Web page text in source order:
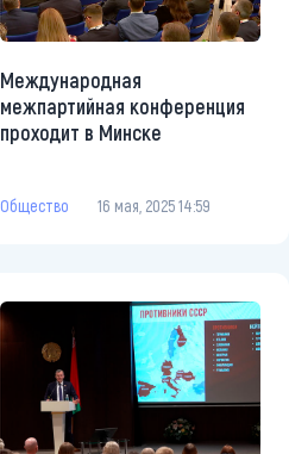
Международная
межпартийная конференция
проходит в Минске
Общество 16 мая, 2025 14:59